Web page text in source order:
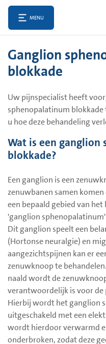
MENU
Ganglion
blokkade
Uw pijnspecialist heeft
sphenopalatinum
u hoe deze behandeling
Wat is een
blokkade?
Een ganglion is een
zenuwbanen samen
een bepaald gebied van
'ganglion
Dit ganglion speelt een
(Hortonse neuralgie) en
aangezichtspijnen kan er
zenuwknoop te
naald wordt de
verantwoordelijk is voor de
Hierbij wordt het ganglion
uitgeschakeld met een
wordt hierdoor verwarmd
onderbroken, zodat deze